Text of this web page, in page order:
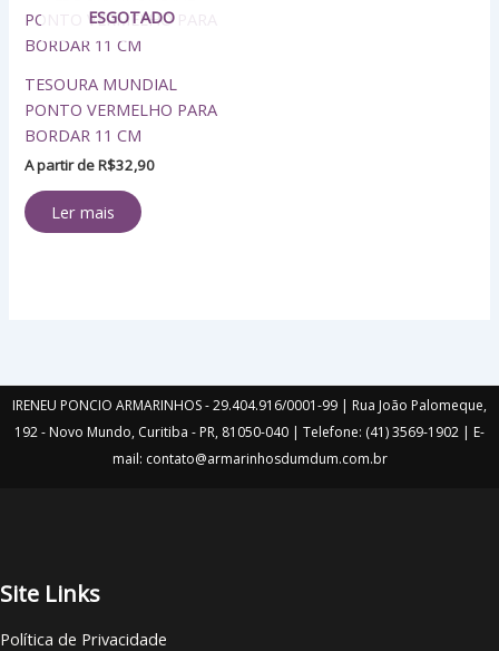
ESGOTADO
TESOURA MUNDIAL
PONTO VERMELHO PARA
BORDAR 11 CM
A partir deR$32,90
Ler mais
IRENEU PONCIO ARMARINHOS - 29.404.916/0001-99 | Rua João Palomeque,
192 - Novo Mundo, Curitiba - PR, 81050-040 | Telefone: (41) 3569-1902 | E-
mail: contato@armarinhosdumdum.com.br
Site Links
Política de Privacidade